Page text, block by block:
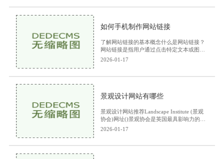
如何手机制作网站链接
了解网站链接的基本概念什么是网站链接？
网站链接是指用户通过点击特定文本或图
片，可以跳转到另一个网页或网站的地址。
2026-01-17
景观设计网站有哪些
景观设计网站推荐Landscape Institute (景观
协会)网址()景观协会是英国最具影响力的专
业组织之一，致力于推动景观设计的专业发
2026-01-17